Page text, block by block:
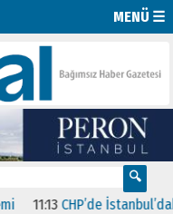
MENÜ ☰
11:13 CHP’de İstanbul’daki